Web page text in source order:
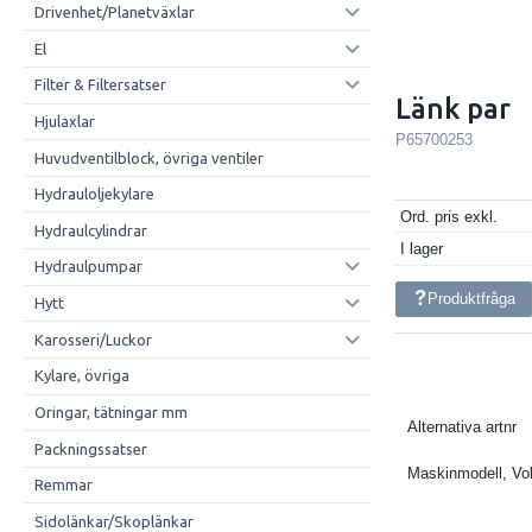
Drivenhet/Planetväxlar
El
Filter & Filtersatser
Hjulaxlar
Huvudventilblock, övriga ventiler
Hydrauloljekylare
Hydraulcylindrar
Hydraulpumpar
Hytt
Karosseri/Luckor
Kylare, övriga
Oringar, tätningar mm
Packningssatser
Remmar
Sidolänkar/Skoplänkar
Länk par
P65700253
Ord. pris exkl.
I lager
Produktfråga
Alternativa artnr
Maskinmodell,